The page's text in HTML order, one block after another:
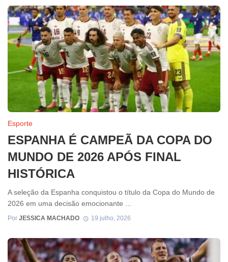
Esporte
ESPANHA É CAMPEÃ DA COPA DO
MUNDO DE 2026 APÓS FINAL
HISTÓRICA
A seleção da Espanha conquistou o título da Copa do Mundo de
2026 em uma decisão emocionante ...
Por JESSICA MACHADO 19 julho, 2026